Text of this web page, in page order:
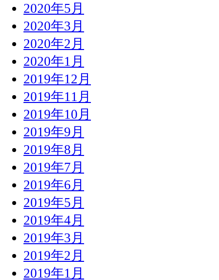
2020年5月
2020年3月
2020年2月
2020年1月
2019年12月
2019年11月
2019年10月
2019年9月
2019年8月
2019年7月
2019年6月
2019年5月
2019年4月
2019年3月
2019年2月
2019年1月